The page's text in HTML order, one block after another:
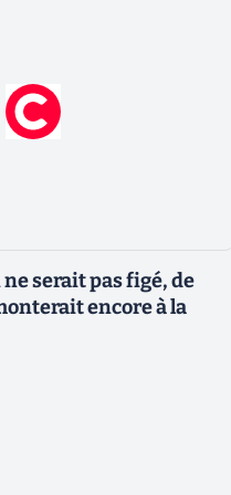
serait pas figé, de
encore à la